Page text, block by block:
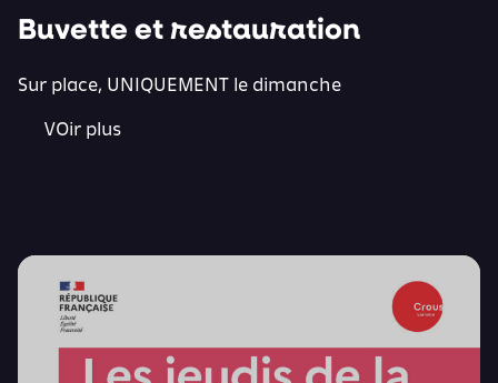
Buvette et restauration
Sur place, UNIQUEMENT le dimanche
VOir plus